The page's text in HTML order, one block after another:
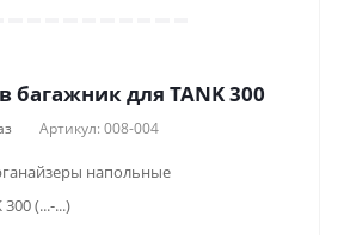
багажник для TANK 300
Артикул: 008-004
напольные
300 (...-...)